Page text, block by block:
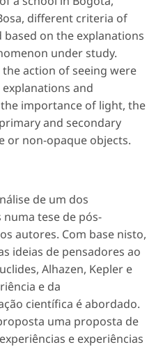
different criteria of
on the explanations
under study.
action of seeing were
and
importance of light, the
and secondary
or non-opaque objects.
de um dos
tese de pós-
autores. Com base nisto,
ideias de pensadores ao
Alhazen, Kepler e
e da
científica é abordado.
uma proposta de
e experiências